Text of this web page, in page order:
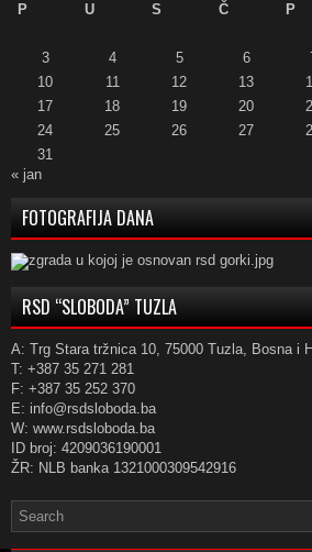
P
U S Č P
3
4 5 6
10
11 12 13
17
18 19 20
24
25 26 27
31
« jan
FOTOGRAFIJA DANA
RSD “SLOBODA” TUZLA
A: Trg Stara tržnica 10, 75000 Tuzla, Bosna i
T: +387 35 271 281
F: +387 35 252 370
E: info@rsdsloboda.ba
W: www.rsdsloboda.ba
ID broj: 4209036190001
ŽR: NLB banka 1321000309542916